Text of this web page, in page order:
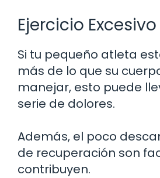
Ejercicio Excesivo
Si tu pequeño atleta
más de lo que su
manejar, esto puede
serie de dolores.
Además, el poco
de recuperación son
contribuyen.